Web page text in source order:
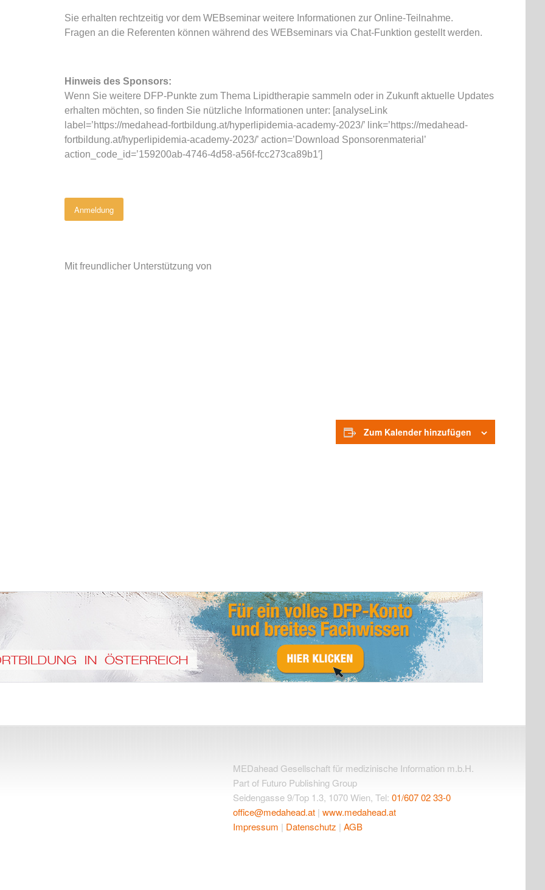
Sie erhalten rechtzeitig vor dem WEBseminar weitere Informationen zur Online-Teilnahme.
Fragen an die Referenten können während des WEBseminars via Chat-Funktion gestellt werden.
Hinweis des Sponsors:
Wenn Sie weitere DFP-Punkte zum Thema Lipidtherapie sammeln oder in Zukunft aktuelle Updates
erhalten möchten, so finden Sie nützliche Informationen unter: [analyseLink
label=’https://medahead-fortbildung.at/hyperlipidemia-academy-2023/’ link=’https://medahead-
fortbildung.at/hyperlipidemia-academy-2023/’ action=’Download Sponsorenmaterial’
action_code_id=’159200ab-4746-4d58-a56f-fcc273ca89b1′]
Anmeldung
Mit freundlicher Unterstützung von
Zum Kalender hinzufügen
MEDahead Gesellschaft für medizinische Information m.b.H.
Part of Futuro Publishing Group
Seidengasse 9/Top 1.3, 1070 Wien, Tel: 01/607 02 33-0
office@medahead.at| www.medahead.at
Impressum | Datenschutz | AGB